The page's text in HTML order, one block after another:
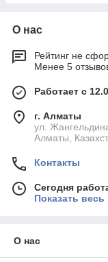
О нас
Рейтинг не
Менее 5
Работает с
г. Алматы
ул.
Алматы,
Контакты
Сегодня
Показать
О нас